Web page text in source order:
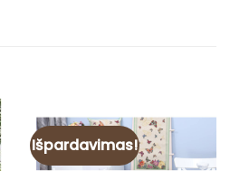
Išpardavimas!